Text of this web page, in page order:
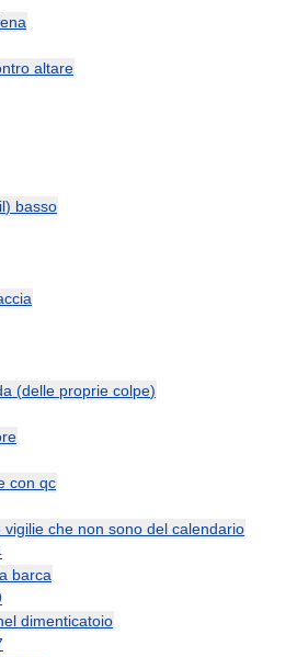
altare
il) basso
(delle proprie colpe)
con qc
vigilie che non sono del calendario
barca
dimenticatoio